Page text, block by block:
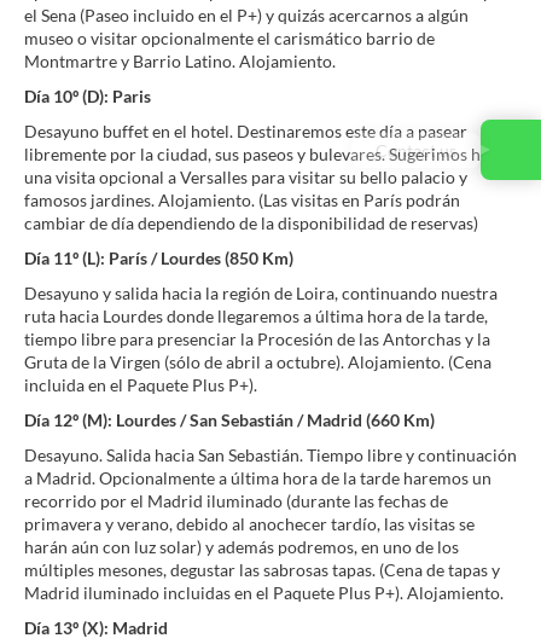
el Sena (Paseo incluido en el P+) y quizás acercarnos a algún
museo o visitar opcionalmente el carismático barrio de
Montmartre y Barrio Latino. Alojamiento.
Día 10º (D): Paris
Desayuno buffet en el hotel. Destinaremos este día a pasear
libremente por la ciudad, sus paseos y bulevares. Sugerimos hacer
una visita opcional a Versalles para visitar su bello palacio y
famosos jardines. Alojamiento. (Las visitas en París podrán
cambiar de día dependiendo de la disponibilidad de reservas)
Día 11º (L): París / Lourdes (850 Km)
Desayuno y salida hacia la región de Loira, continuando nuestra
ruta hacia Lourdes donde llegaremos a última hora de la tarde,
tiempo libre para presenciar la Procesión de las Antorchas y la
Gruta de la Virgen (sólo de abril a octubre). Alojamiento. (Cena
incluida en el Paquete Plus P+).
Día 12º (M): Lourdes / San Sebastián / Madrid (660 Km)
Desayuno. Salida hacia San Sebastián. Tiempo libre y continuación
a Madrid. Opcionalmente a última hora de la tarde haremos un
recorrido por el Madrid iluminado (durante las fechas de
primavera y verano, debido al anochecer tardío, las visitas se
harán aún con luz solar) y además podremos, en uno de los
múltiples mesones, degustar las sabrosas tapas. (Cena de tapas y
Madrid iluminado incluidas en el Paquete Plus P+). Alojamiento.
Día 13º (X): Madrid
Contact us